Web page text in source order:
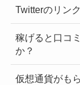
Twitterのリン
稼げると口コ
か？
仮想通貨がも